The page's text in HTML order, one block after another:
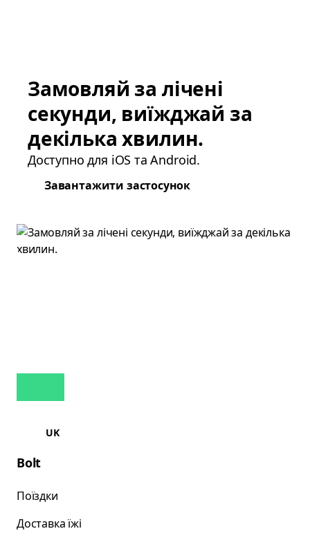
Замовляй за лічені
секунди, виїжджай за
декілька хвилин.
Доступно для iOS та Android.
Завантажити застосунок
UK
Bolt
Поїздки
Доставка їжі